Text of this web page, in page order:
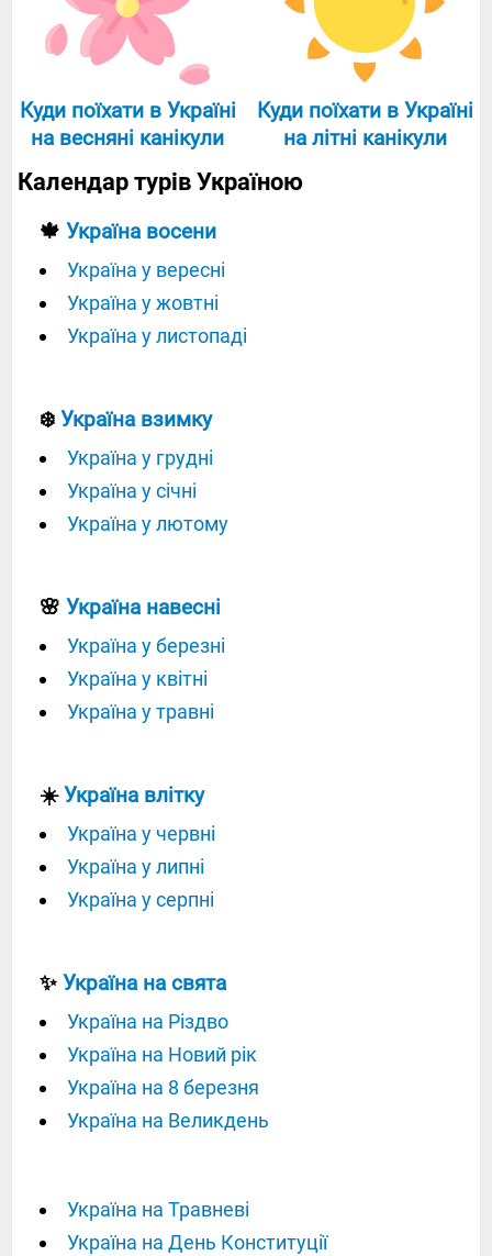
Куди поїхати в Україні
на весняні канікули
Куди поїхати в Україні
на літні канікули
Календар турів Україною
🍁 Україна восени
Україна у вересні
Україна у жовтні
Україна у листопаді
❄️ Україна взимку
Україна у грудні
Україна у січні
Україна у лютому
🌸 Україна навесні
Україна у березні
Україна у квітні
Україна у травні
☀️Україна влітку
Україна у червні
Україна у липні
Україна у серпні
✨ Україна на свята
Україна на Різдво
Україна на Новий рік
Україна на 8 березня
Україна на Великдень
Україна на Травневі
Україна на День Конституції